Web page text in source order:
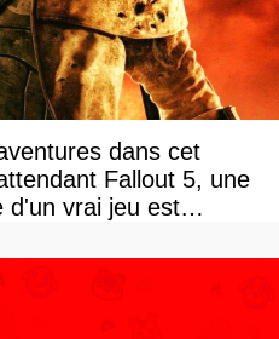
dans cet
Fallout 5, une
d'un vrai jeu est